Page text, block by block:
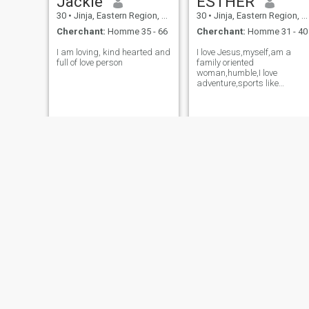
30 • Jinja, Eastern Region, Ouganda
Cherchant: Homme 35 - 66
I am loving, kind hearted and
full of love person
30 • Jinja, Eastern Region, Ouganda
Cherchant: Homme 31 - 40
I love Jesus,myself,am a
family oriented
woman,humble,I love
adventure,sports like